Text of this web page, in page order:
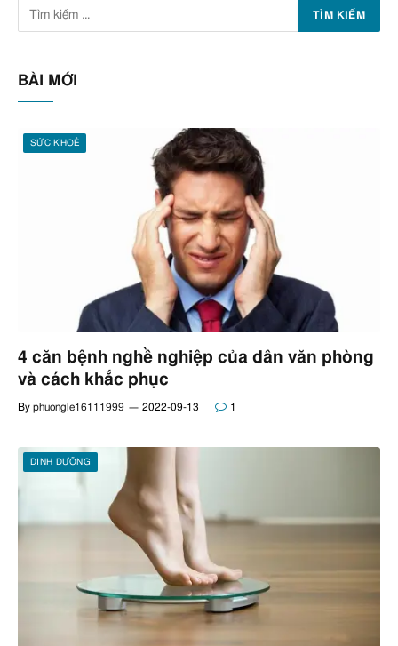
BÀI MỚI
SỨC KHOẺ
4 căn bệnh nghề nghiệp của dân văn phòng
và cách khắc phục
By phuongle16111999 2022-09-13 1
DINH DƯỠNG